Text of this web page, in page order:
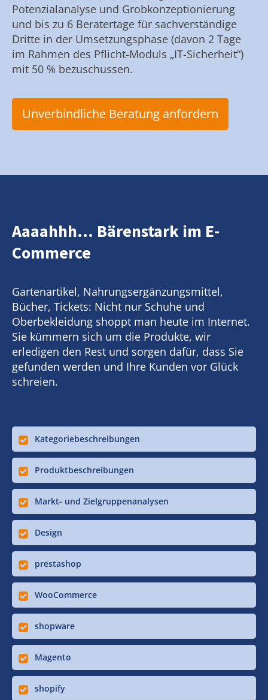
Potenzialanalyse und Grobkonzeptionierung
und bis zu 6 Beratertage für sachverständige
Dritte in der Umsetzungsphase (davon 2 Tage
im Rahmen des Pflicht-Moduls „IT-Sicherheit“)
mit 50 % bezuschussen.
Unverbindliche Beratung anfordern
Aaaahhh... Bärenstark im E-
Commerce
Gartenartikel, Nahrungsergänzungsmittel,
Bücher, Tickets: Nicht nur Schuhe und
Oberbekleidung shoppt man heute im Internet.
Sie kümmern sich um die Produkte, wir
erledigen den Rest und sorgen dafür, dass Sie
gefunden werden und Ihre Kunden vor Glück
schreien.
Kategoriebeschreibungen
Produktbeschreibungen
Markt- und Zielgruppenanalysen
Design
prestashop
WooCommerce
shopware
Magento
shopify